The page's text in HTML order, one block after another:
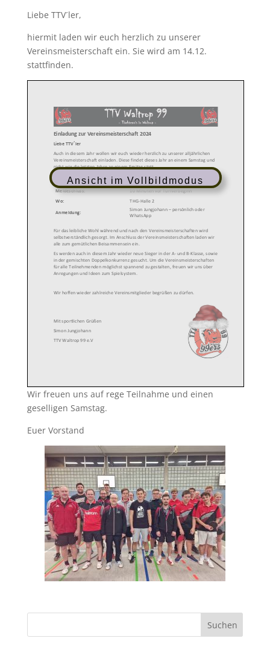
Liebe TTV´ler,
hiermit laden wir euch herzlich zu unserer
Vereinsmeisterschaft ein. Sie wird am 14.12.
stattfinden.
Ansicht im Vollbildmodus
Wir freuen uns auf rege Teilnahme und einen
geselligen Samstag.
Euer Vorstand